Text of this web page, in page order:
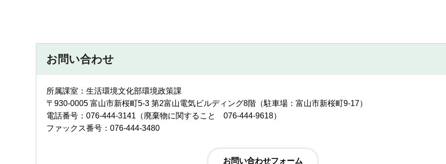
お問い合わせ
所属課室：生活環境文化部環境政策課
〒930-0005 富山市新桜町5-3 第2富山電気ビルディング8階（駐車場：富山市新桜町9-17）
電話番号：076-444-3141（廃棄物に関すること 076-444-9618）
ファックス番号：076-444-3480